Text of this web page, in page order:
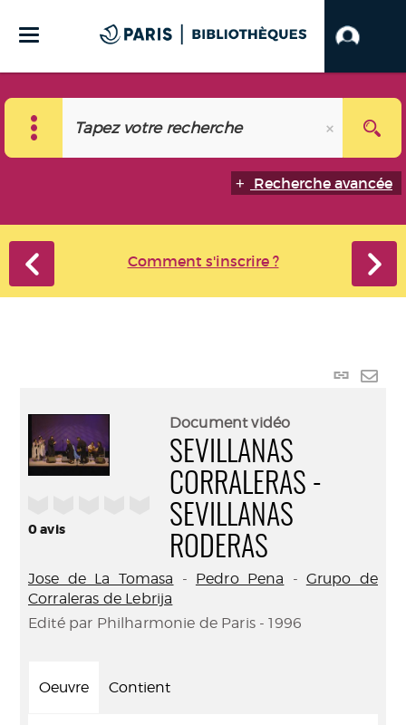
Recherche avancée
Comment s'inscrire ?
Lien
0avis
Document vidéo
SEVILLANAS
CORRALERAS -
SEVILLANAS
RODERAS
Jose de La Tomasa - Pedro Pena - Grupo de
Corraleras de Lebrija
Edité par Philharmonie de Paris - 1996
Oeuvre Contient